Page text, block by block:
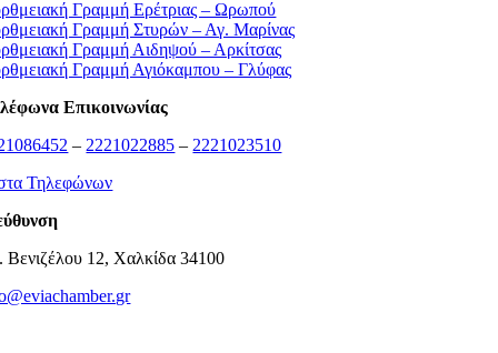
Γραμμή Ερέτριας – Ωρωπού
Γραμμή Στυρών – Αγ. Μαρίνας
Γραμμή Αιδηψού – Αρκίτσας
Γραμμή Αγιόκαμπου – Γλύφας
Επικοινωνίας
– 2221022885 – 2221023510
Τηλεφώνων
Βενιζέλου 12, Χαλκίδα 34100